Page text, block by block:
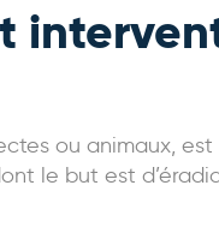
ou animaux,
le but est